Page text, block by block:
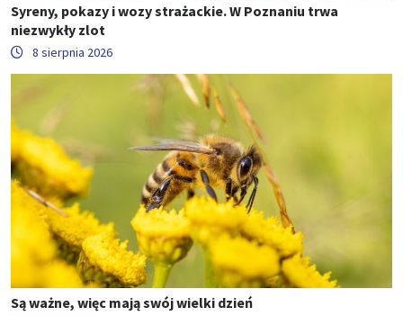
Syreny, pokazy i wozy strażackie. W Poznaniu trwa
niezwykły zlot
8 sierpnia 2026
Są ważne, więc mają swój wielki dzień